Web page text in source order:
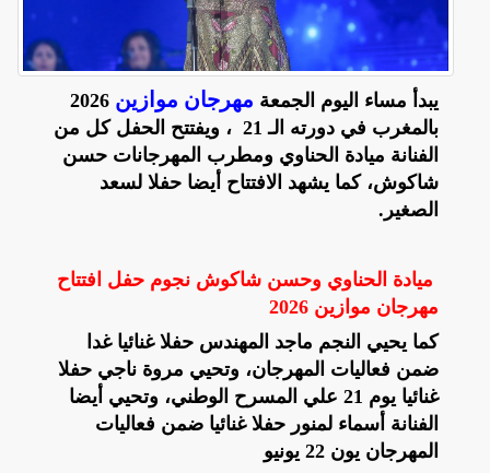
يبدأ مساء اليوم الجمعة مهرجان موازين 2026
بالمغرب في دورته الـ 21 ، ويفتتح الحفل كل من
الفنانة ميادة الحناوي ومطرب المهرجانات حسن
شاكوش، كما يشهد الافتتاح أيضا حفلا لسعد
الصغير.
ميادة الحناوي وحسن شاكوش نجوم حفل افتتاح
مهرجان موازين 2026
كما يحيي النجم ماجد المهندس حفلا غنائيا غدا
ضمن فعاليات المهرجان، وتحيي مروة ناجي حفلا
غنائيا يوم 21 علي المسرح الوطني، وتحيي أيضا
الفنانة أسماء لمنور حفلا غنائيا ضمن فعاليات
المهرجان يون 22 يونيو